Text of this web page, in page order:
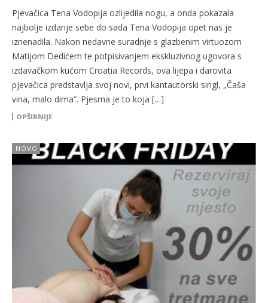
Pjevačica Tena Vodopija ozlijedila nogu, a onda pokazala
najbolje izdanje sebe do sada Tena Vodopija opet nas je
iznenadila. Nakon nedavne suradnje s glazbenim virtuozom
Matijom Dedićem te potpisivanjem ekskluzivnog ugovora s
izdavačkom kućom Croatia Records, ova lijepa i darovita
pjevačica predstavlja svoj novi, prvi kantautorski singl, „Čaša
vina, malo dima“. Pjesma je to koja […]
OPŠIRNIJE
NOVO